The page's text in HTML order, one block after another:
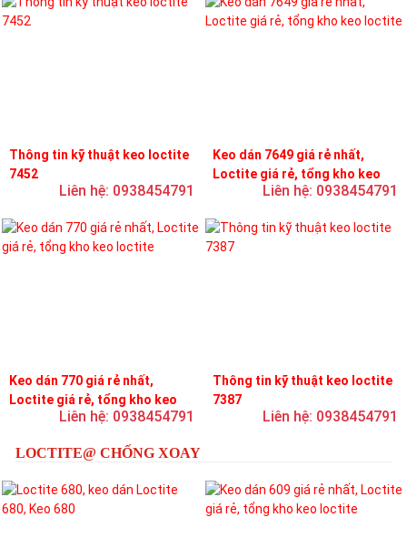
Thông tin kỹ thuật keo loctite
7452
Liên hệ: 0938454791
Keo dán 7649 giá rẻ nhất,
Loctite giá rẻ, tổng kho keo
Liên hệ: 0938454791
Keo dán 770 giá rẻ nhất,
Loctite giá rẻ, tổng kho keo
Liên hệ: 0938454791
Thông tin kỹ thuật keo loctite
7387
Liên hệ: 0938454791
LOCTITE@ CHỐNG XOAY